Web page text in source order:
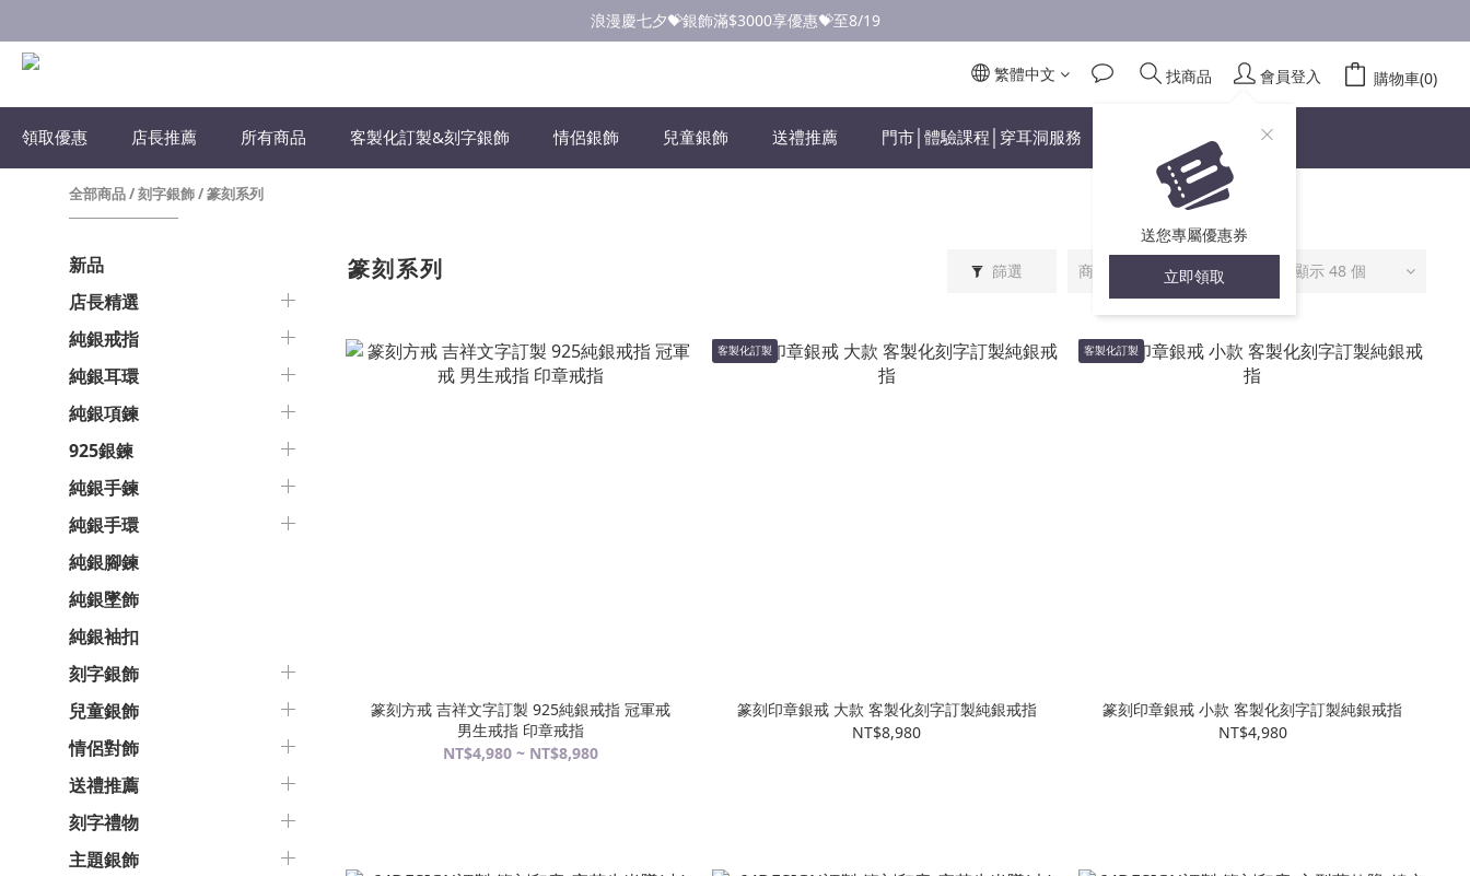
點此加入LINE✅好友領取首購優惠券
浪漫慶七夕💝銀飾滿$3000享優惠💝至8/19
繁體中文 找商品 會員登入
送您專屬優惠券
立即領取
購物車(0)
領取優惠 店長推薦 所有商品 客製化訂製&刻字銀飾 情侶銀飾 兒童銀飾 送禮推薦 門市│體驗課程│穿耳洞服務
全部商品/刻字銀飾/篆刻系列
新品
店長精選
純銀戒指
純銀耳環
純銀項鍊
925銀鍊
純銀手鍊
純銀手環
純銀腳鍊
純銀墜飾
純銀袖扣
刻字銀飾
兒童銀飾
情侶對飾
送禮推薦
刻字禮物
主題銀飾
篆刻系列 篩選 商品排序 每頁顯示 48 個
篆刻方戒 吉祥文字訂製 925純銀戒指 冠軍戒
男生戒指 印章戒指
NT$4,980 ~ NT$8,980
客製化訂製
篆刻印章銀戒 大款 客製化刻字訂製純銀戒指
NT$8,980
客製化訂製
篆刻印章銀戒 小款 客製化刻字訂製純銀戒指
NT$4,980